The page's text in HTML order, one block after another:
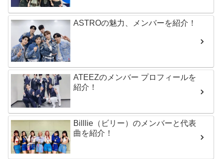
ASTROの魅力、メンバーを紹介！
ATEEZのメンバー プロフィールを
紹介！
Billlie（ビリー）のメンバーと代表
曲を紹介！